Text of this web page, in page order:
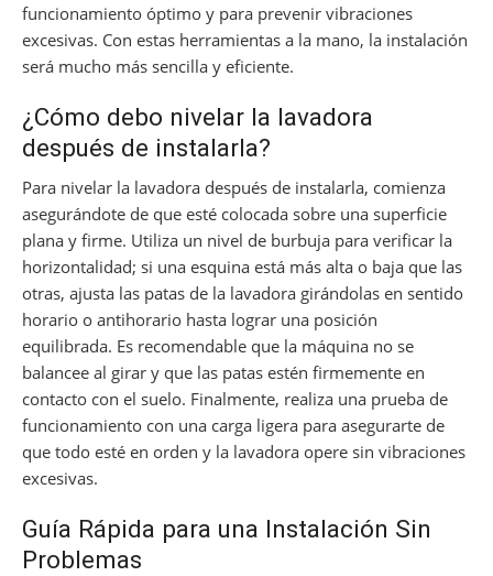
funcionamiento óptimo y para prevenir vibraciones
excesivas. Con estas herramientas a la mano, la instalación
será mucho más sencilla y eficiente.
¿Cómo debo nivelar la lavadora
después de instalarla?
Para nivelar la lavadora después de instalarla, comienza
asegurándote de que esté colocada sobre una superficie
plana y firme. Utiliza un nivel de burbuja para verificar la
horizontalidad; si una esquina está más alta o baja que las
otras, ajusta las patas de la lavadora girándolas en sentido
horario o antihorario hasta lograr una posición
equilibrada. Es recomendable que la máquina no se
balancee al girar y que las patas estén firmemente en
contacto con el suelo. Finalmente, realiza una prueba de
funcionamiento con una carga ligera para asegurarte de
que todo esté en orden y la lavadora opere sin vibraciones
excesivas.
Guía Rápida para una Instalación Sin
Problemas